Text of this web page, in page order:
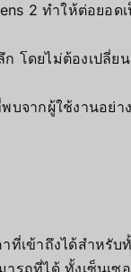
2 ทำให้ต่อยอด
โดยไม่ต้องเปลี่ย
จากผู้ใช้งานอย่า
ที่เข้าถึงได้สำหรั
รถที่ได้ ทั้งเซ็นเซ